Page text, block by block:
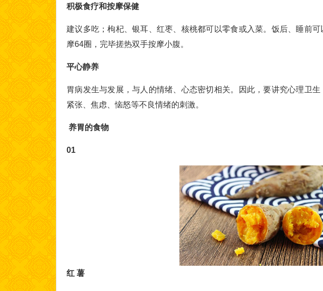
积极食疗和按摩保健
建议多吃；枸杞、银耳、红枣、核桃都可以零食或入菜。饭后、睡前
摩64圈，完毕搓热双手按摩小腹。
平心静养
胃病发生与发展，与人的情绪、心态密切相关。因此，要讲究心理卫
紧张、焦虑、恼怒等不良情绪的刺激。
养胃的食物
01
红 薯